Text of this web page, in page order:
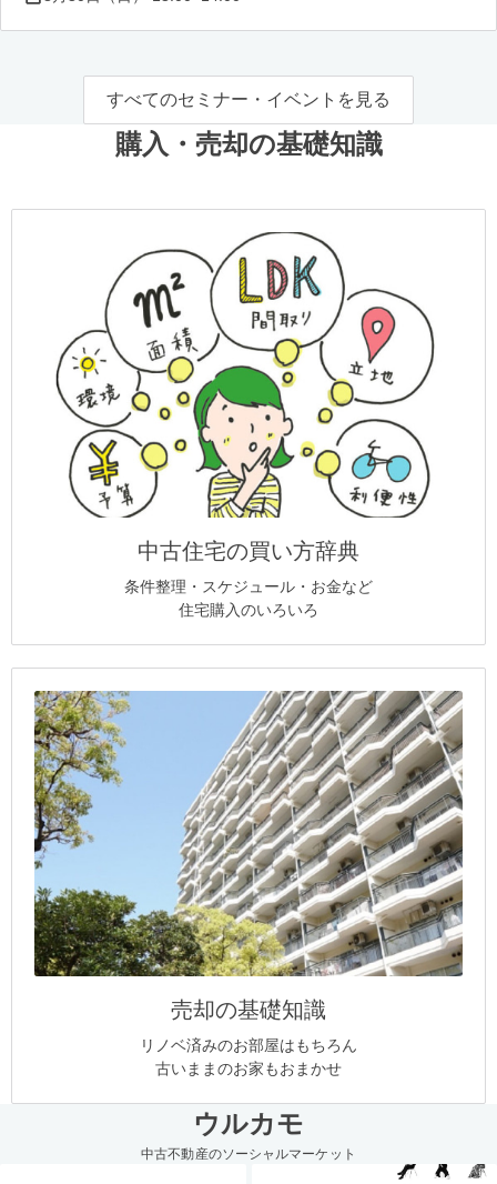
すべてのセミナー・イベントを見る
購入・売却の基礎知識
中古住宅の買い方辞典
条件整理・スケジュール・お金など
住宅購入のいろいろ
売却の基礎知識
リノベ済みのお部屋はもちろん
古いままのお家もおまかせ
ウルカモ
中古不動産のソーシャルマーケット